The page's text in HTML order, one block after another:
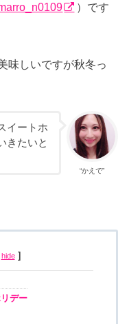
）です
味しいですが秋冬っ
“かえで”
イートホ
きたいと
hide ]
デー